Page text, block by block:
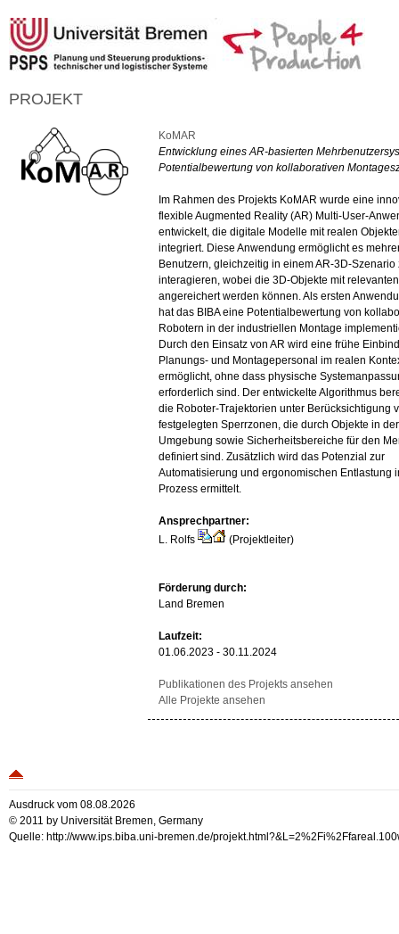
PROJEKT
KoMAR
Entwicklung eines AR-basierten
Potentialbewertung von kollaborativen
Im Rahmen des Projekts KoMAR wurde eine
flexible Augmented Reality (AR) Multi-User-
entwickelt, die digitale Modelle mit realen
integriert. Diese Anwendung ermöglicht es
Benutzern, gleichzeitig in einem AR-3D-Szenario
interagieren, wobei die 3D-Objekte mit
angereichert werden können. Als ersten
hat das BIBA eine Potentialbewertung von
Robotern in der industriellen Montage
Durch den Einsatz von AR wird eine frühe
Planungs- und Montagepersonal im realen
ermöglicht, ohne dass physische
erforderlich sind. Der entwickelte Algorithmus
die Roboter-Trajektorien unter Berücksichtigung
festgelegten Sperrzonen, die durch Objekte in der
Umgebung sowie Sicherheitsbereiche für den
definiert sind. Zusätzlich wird das Potenzial zur
Automatisierung und ergonomischen Entlastung
Prozess ermittelt.
Ansprechpartner:
L. Rolfs
(Projektleiter)
Förderung durch:
Land Bremen
Laufzeit:
01.06.2023 - 30.11.2024
Publikationen des Projekts ansehen
Alle Projekte ansehen
Ausdruck vom 08.08.2026
© 2011 by Universität Bremen, Germany
Quelle: http://www.ips.biba.uni-bremen.de/